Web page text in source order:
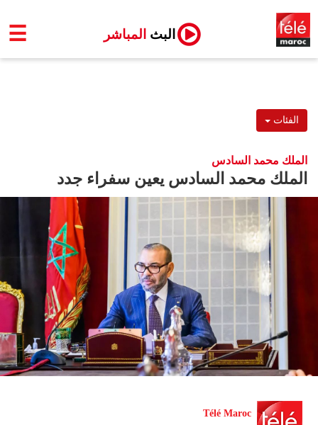
☰ البث المباشر
الفئات
الملك محمد السادس
الملك محمد السادس يعين سفراء جدد
Télé Maroc